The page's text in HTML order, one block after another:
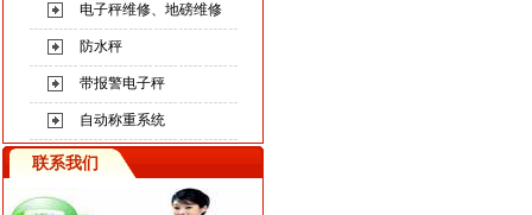
电子秤维修、地磅维修
防水秤
带报警电子秤
自动称重系统
联系我们